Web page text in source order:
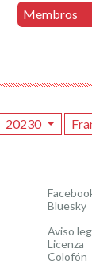
Membros
20230
Bluesky
Aviso
Licenza
Colofón